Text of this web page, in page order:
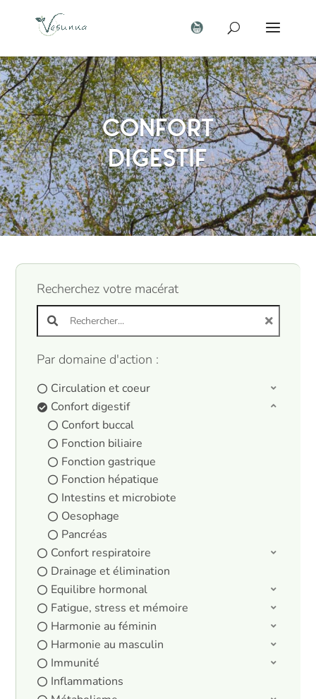
Confort
digestif
Recherchez votre macérat
Search products:
Par domaine d'action :
Circulation et coeur
Confort digestif
Confort buccal
Fonction biliaire
Fonction gastrique
Fonction hépatique
Intestins et microbiote
Oesophage
Pancréas
Confort respiratoire
Drainage et élimination
Equilibre hormonal
Fatigue, stress et mémoire
Harmonie au féminin
Harmonie au masculin
Immunité
Inflammations